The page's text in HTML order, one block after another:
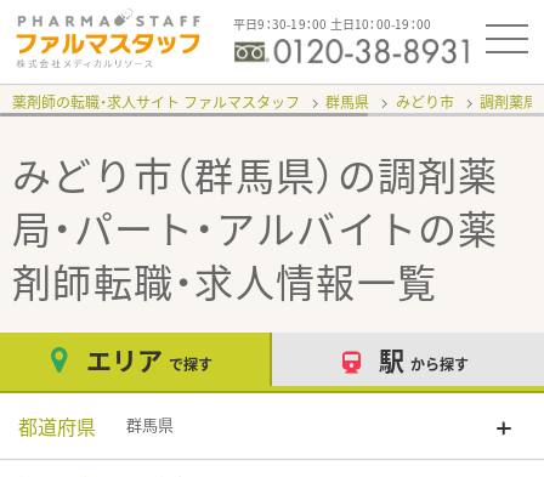
平日9：30-19：00 土日10：00-19：00
薬剤師の転職・求人サイト ファルマスタッフ 群馬県 みどり市 調剤薬局
みどり市（群馬県）の調剤薬
局・パート・アルバイトの薬
剤師転職・求人情報一覧
エリア で探す 駅 から探す
都道府県 群馬県